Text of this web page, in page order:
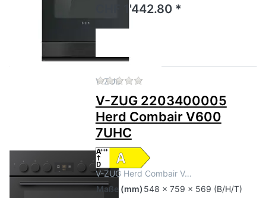
CHF 1'442.80 *
V-ZUG Zu diesem Produkt liegen
V-ZUG 2203400005
Herd Combair V600
7UHC
V-ZUG Herd Combair V…
Maße (mm) 548 x 759 x 569 (B/H/T)